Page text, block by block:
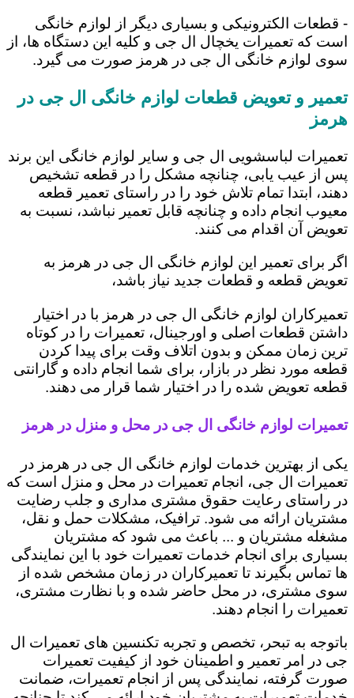
- قطعات الکترونیکی و بسیاری دیگر از لوازم خانگی
است که تعمیرات یخچال ال جی و کلیه این دستگاه ها، از
سوی لوازم خانگی ال جی در هرمز صورت می گیرد.
تعمیر و تعویض قطعات لوازم خانگی ال جی در
هرمز
تعمیرات لباسشویی ال جی و سایر لوازم خانگی این برند
پس از عیب یابی، چنانچه مشکل را در قطعه تشخیص
دهند، ابتدا تمام تلاش خود را در راستای تعمیر قطعه
معیوب انجام داده و چنانچه قابل تعمیر نباشد، نسبت به
تعویض آن اقدام می کنند.
اگر برای تعمیر این لوازم خانگی ال جی در هرمز به
تعویض قطعه و قطعات جدید نیاز باشد،
تعمیرکاران لوازم خانگی ال جی در هرمز با در اختیار
داشتن قطعات اصلی و اورجینال، تعمیرات را در کوتاه
ترین زمان ممکن و بدون اتلاف وقت برای پیدا کردن
قطعه مورد نظر در بازار، برای شما انجام داده و گارانتی
قطعه تعویض شده را در اختیار شما قرار می دهند.
تعمیرات لوازم خانگی ال جی در محل و منزل در هرمز
یکی از بهترین خدمات لوازم خانگی ال جی در هرمز در
تعمیرات ال جی، انجام تعمیرات در محل و منزل است که
در راستای رعایت حقوق مشتری مداری و جلب رضایت
مشتریان ارائه می شود. ترافیک، مشکلات حمل و نقل،
مشغله مشتریان و ... باعث می شود که مشتریان
بسیاری برای انجام خدمات تعمیرات خود با این نمایندگی
ها تماس بگیرند تا تعمیرکاران در زمان مشخص شده از
سوی مشتری، در محل حاضر شده و با نظارت مشتری،
تعمیرات را انجام دهند.
باتوجه به تبحر، تخصص و تجربه تکنسین های تعمیرات ال
جی در امر تعمیر و اطمینان خود از کیفیت تعمیرات
صورت گرفته، نمایندگی پس از انجام تعمیرات، ضمانت